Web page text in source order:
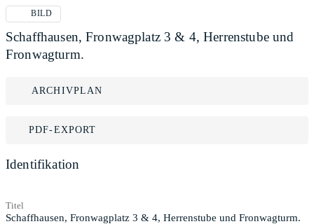
BILD
Schaffhausen, Fronwagplatz 3 & 4, Herrenstube und
Fronwagturm.
ARCHIVPLAN
PDF-EXPORT
Identifikation
Titel
Schaffhausen, Fronwagplatz 3 & 4, Herrenstube und Fronwagturm.